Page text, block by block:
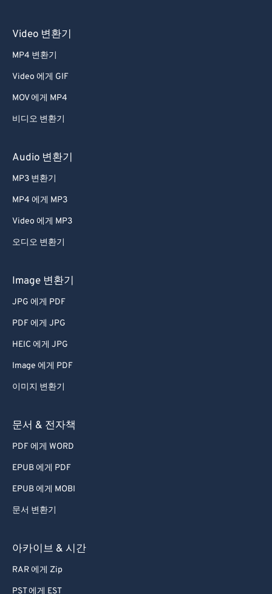
Video 변환기
MP4 변환기
Video 에게 GIF
MOV 에게 MP4
비디오 변환기
Audio 변환기
MP3 변환기
MP4 에게 MP3
Video 에게 MP3
오디오 변환기
Image 변환기
JPG 에게 PDF
PDF 에게 JPG
HEIC 에게 JPG
Image 에게 PDF
이미지 변환기
문서 & 전자책
PDF 에게 WORD
EPUB 에게 PDF
EPUB 에게 MOBI
문서 변환기
아카이브 & 시간
RAR 에게 Zip
PST 에게 EST